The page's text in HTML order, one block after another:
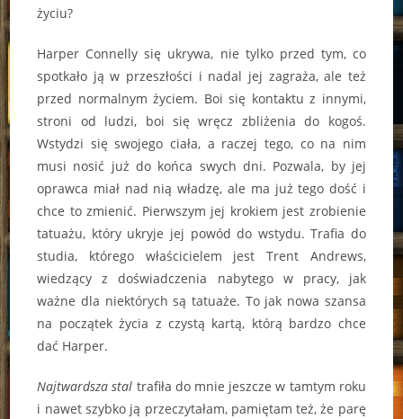
życiu?
Harper Connelly się ukrywa, nie tylko przed tym, co
spotkało ją w przeszłości i nadal jej zagraża, ale też
przed normalnym życiem. Boi się kontaktu z innymi,
stroni od ludzi, boi się wręcz zbliżenia do kogoś.
Wstydzi się swojego ciała, a raczej tego, co na nim
musi nosić już do końca swych dni. Pozwala, by jej
oprawca miał nad nią władzę, ale ma już tego dość i
chce to zmienić. Pierwszym jej krokiem jest zrobienie
tatuażu, który ukryje jej powód do wstydu. Trafia do
studia, którego właścicielem jest Trent Andrews,
wiedzący z doświadczenia nabytego w pracy, jak
ważne dla niektórych są tatuaże. To jak nowa szansa
na początek życia z czystą kartą, którą bardzo chce
dać Harper.
Najtwardsza stal trafiła do mnie jeszcze w tamtym roku
i nawet szybko ją przeczytałam, pamiętam też, że parę